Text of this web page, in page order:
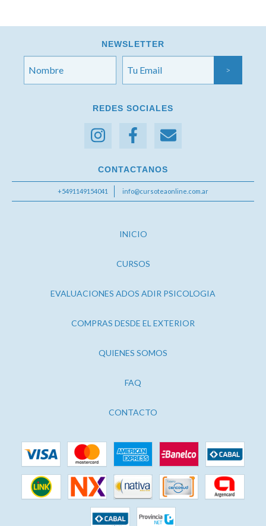
NEWSLETTER
REDES SOCIALES
CONTACTANOS
+5491149154041 info@cursoteaonline.com.ar
INICIO
CURSOS
EVALUACIONES ADOS ADIR PSICOLOGIA
COMPRAS DESDE EL EXTERIOR
QUIENES SOMOS
FAQ
CONTACTO